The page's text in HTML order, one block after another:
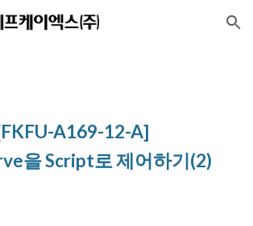
Skip to navigation
A169-12-A]
을 Script로 제어하기(2)